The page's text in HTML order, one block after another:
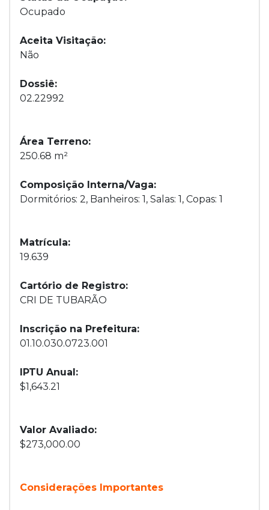
Ocupado
Aceita Visitação:
Não
Dossiê:
02.22992
Área Terreno:
250.68 m²
Composição Interna/Vaga:
Dormitórios: 2, Banheiros: 1, Salas: 1, Copas: 1
Matrícula:
19.639
Cartório de Registro:
CRI DE TUBARÃO
Inscrição na Prefeitura:
01.10.030.0723.001
IPTU Anual:
$1,643.21
Valor Avaliado:
$273,000.00
Considerações Importantes